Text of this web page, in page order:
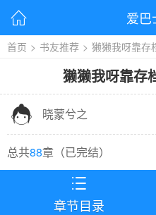
 爱巴
首页 > 书友推荐 > 獭獭我呀靠存
獭獭我呀靠存
 晓蒙兮之
总共88章（已完结）

章节目录